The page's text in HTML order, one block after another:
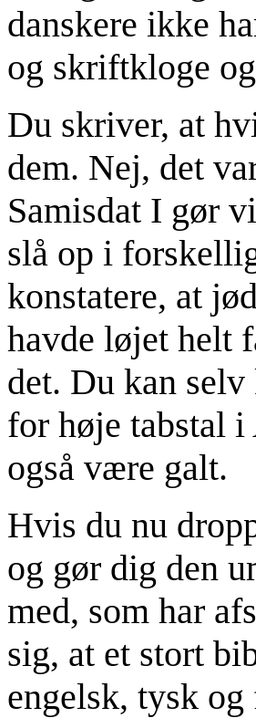
danskere ikke
og skriftkloge
Du skriver, at
dem. Nej, det
Samisdat I gør
slå op i
konstatere, at
havde løjet helt
det. Du kan
for høje tabstal
også være galt.
Hvis du nu
og gør dig den
med, som har
sig, at et stort
engelsk, tysk